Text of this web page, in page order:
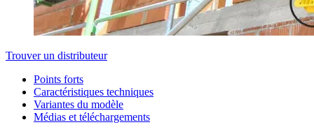
Trouver un distributeur
Points forts
Caractéristiques techniques
Variantes du modèle
Médias et téléchargements